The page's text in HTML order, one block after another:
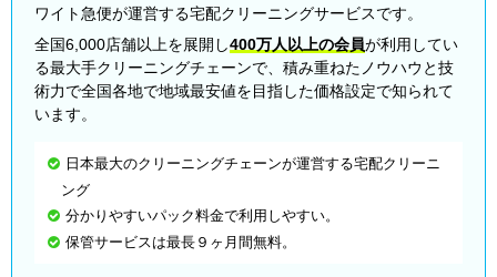
ワイト急便が運営する宅配クリーニングサービスです。
全国6,000店舗以上を展開し400万人以上の会員が利用してい
る最大手クリーニングチェーンで、積み重ねたノウハウと技
術力で全国各地で地域最安値を目指した価格設定で知られて
います。
日本最大のクリーニングチェーンが運営する宅配クリーニ
ング
分かりやすいパック料金で利用しやすい。
保管サービスは最長９ヶ月間無料。